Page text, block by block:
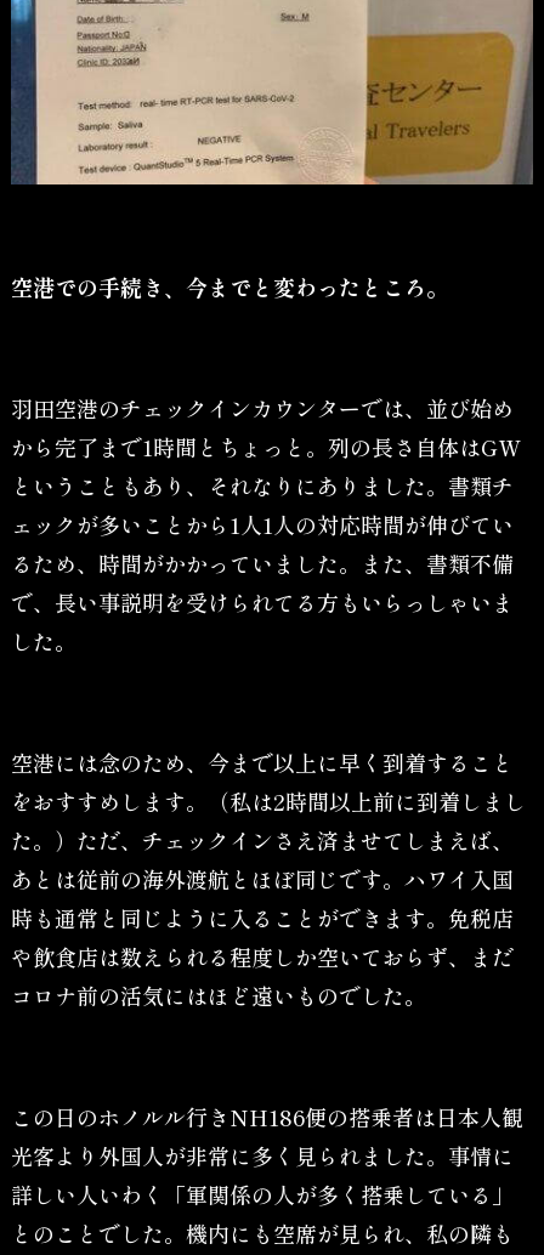
空港での手続き、今までと変わったところ。
羽田空港のチェックインカウンターでは、並び始め
から完了まで1時間とちょっと。列の長さ自体はGW
ということもあり、それなりにありました。書類チ
ェックが多いことから1人1人の対応時間が伸びてい
るため、時間がかかっていました。また、書類不備
で、長い事説明を受けられてる方もいらっしゃいま
した。
空港には念のため、今まで以上に早く到着すること
をおすすめします。（私は2時間以上前に到着しまし
た。）ただ、チェックインさえ済ませてしまえば、
あとは従前の海外渡航とほぼ同じです。ハワイ入国
時も通常と同じように入ることができます。免税店
や飲食店は数えられる程度しか空いておらず、まだ
コロナ前の活気にはほど遠いものでした。
この日のホノルル行きNH186便の搭乗者は日本人観
光客より外国人が非常に多く見られました。事情に
詳しい人いわく「軍関係の人が多く搭乗している」
とのことでした。機内にも空席が見られ、私の隣も